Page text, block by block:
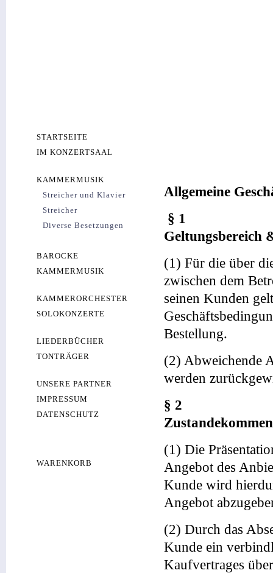
STARTSEITE
IM KONZERTSAAL
KAMMERMUSIK
Streicher und Klavier
Streicher
Diverse Besetzungen
BAROCKE
KAMMERMUSIK
KAMMERORCHESTER
SOLOKONZERTE
LIEDERBÜCHER
TONTRÄGER
UNSERE PARTNER
IMPRESSUM
DATENSCHUTZ
WARENKORB
Allgemeine
§ 1
Geltungsbereich
(1) Für die über
zwischen dem
seinen Kunden
Bestellung.
(2) Abweichende
werden
§ 2
(1) Die
Angebot des
Kunde wird
Angebot
(2) Durch das
Kunde ein
Kaufvertrages